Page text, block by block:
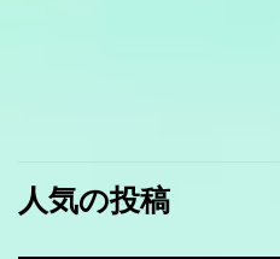
人気の投稿